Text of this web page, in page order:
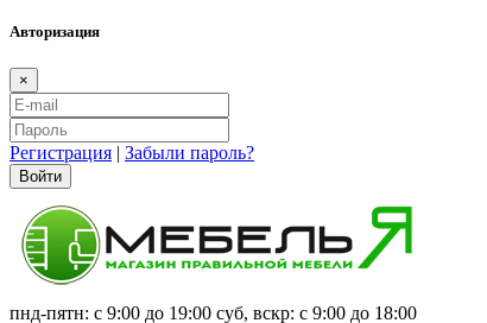
Авторизация
×
Регистрация | Забыли пароль?
Войти
пнд-пятн: с 9:00 до 19:00 суб, вскр: с 9:00 до 18:00